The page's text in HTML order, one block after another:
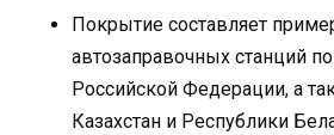
Покрытие составляет
автозаправочных станций
Российской Федерации, а
Казахстан и Республики